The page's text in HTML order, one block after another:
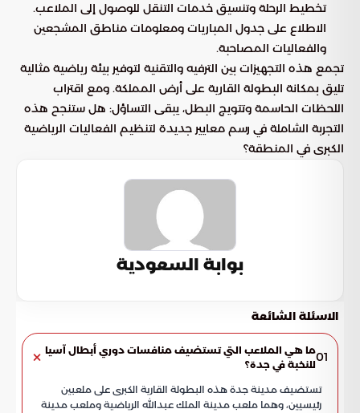
تخطيط الرحلة وتنسيق خدمات التنقل للوصول إلى الملاعب.
الاطلاع على جدول المباريات ومعلومات مناطق المشجعين
والفعاليات المصاحبة.
تجمع هذه التجهيزات بين الترفيه والتقنية لتوفير بيئة رياضية مثالية
تليق بمكانة البطولة القارية على أرض المملكة. ومع اقتراب
اللحظات الحاسمة وتتويج البطل، يبقى التساؤل: هل ستنجح هذه
التجربة الشاملة في رسم معايير جديدة لتنظيم الفعاليات الرياضية
الكبرى في المنطقة؟
بوابة السعودية
الاسئلة الشائعة
01ما هي الملاعب التي تستضيف منافسات دوري أبطال آسيا
للنخبة في جدة؟
تستضيف مدينة جدة هذه البطولة القارية الكبرى على ملعبين
رئيسيين، وهما ملعب مدينة الملك عبدالله الرياضية وملعب مدينة